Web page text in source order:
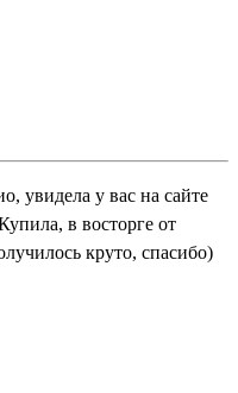
увидела у вас на сайте
в восторге от
круто, спасибо)